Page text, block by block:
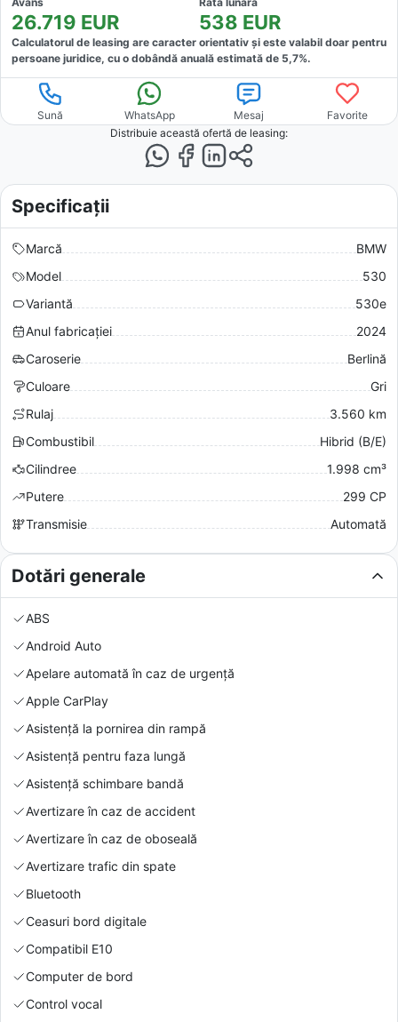
26.719 EUR 538 EUR
Calculatorul de leasing are caracter orientativ și este valabil doar pentru
persoane juridice, cu o dobândă anuală estimată de 5,7%.
Sună WhatsApp Mesaj
Favorite
Distribuie această ofertă de leasing:
Specificații
Marcă
BMW
Model
530
Variantă
530e
Anul fabricației
2024
Caroserie
Berlină
Culoare
Gri
Rulaj
3.560 km
Combustibil
Hibrid (B/E)
Cilindree
1.998 cm³
Putere
299 CP
Transmisie
Automată
Dotări generale
ABS
Android Auto
Apelare automată în caz de urgență
Apple CarPlay
Asistență la pornirea din rampă
Asistență pentru faza lungă
Asistență schimbare bandă
Avertizare în caz de accident
Avertizare în caz de oboseală
Avertizare trafic din spate
Bluetooth
Ceasuri bord digitale
Compatibil E10
Computer de bord
Control vocal